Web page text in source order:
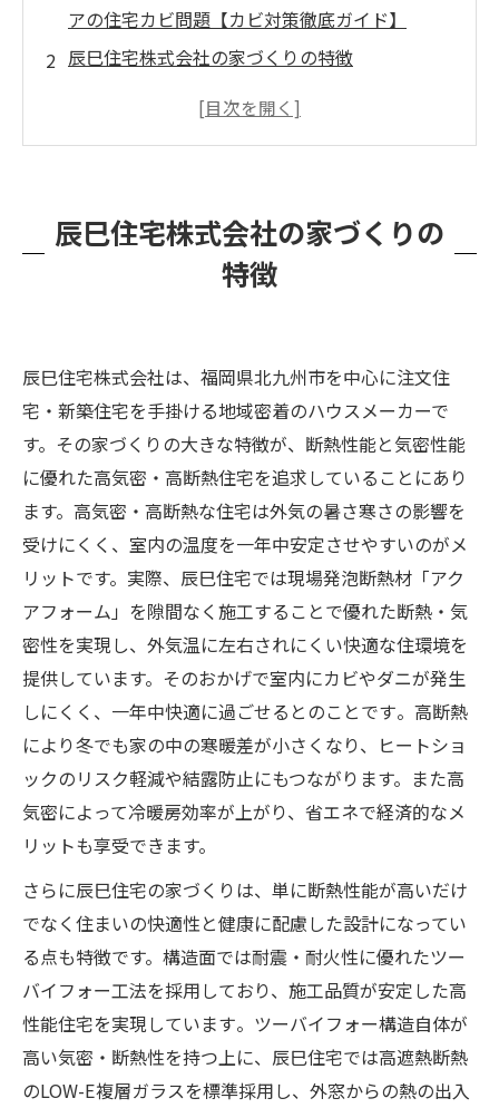
アの住宅カビ問題【カビ対策徹底ガイド】
辰巳住宅株式会社の家づくりの特徴
高気密・高断熱住宅とカビのリスク
キッチンシンク下のカビ対策
洗面所下のカビ対策
日常的にできるカビ対策のポイント
まとめ（健康的で快適な暮らしのために）
辰巳住宅株式会社の家づくりの
特徴
辰巳住宅株式会社は、福岡県北九州市を中心に注文住
宅・新築住宅を手掛ける地域密着のハウスメーカーで
す。その家づくりの大きな特徴が、断熱性能と気密性能
に優れた高気密・高断熱住宅を追求していることにあり
ます。高気密・高断熱な住宅は外気の暑さ寒さの影響を
受けにくく、室内の温度を一年中安定させやすいのがメ
リットです。​実際、辰巳住宅では現場発泡断熱材「アク
アフォーム」を隙間なく施工することで優れた断熱・気
密性を実現し、外気温に左右されにくい快適な住環境を
提供しています。そのおかげで室内にカビやダニが発生
しにくく、一年中快適に過ごせるとのことです​。高断熱
により冬でも家の中の寒暖差が小さくなり、ヒートショ
ックのリスク軽減や結露防止にもつながります。また高
気密によって冷暖房効率が上がり、省エネで経済的なメ
リットも享受できます。
さらに辰巳住宅の家づくりは、単に断熱性能が高いだけ
でなく住まいの快適性と健康に配慮した設計になってい
る点も特徴です。構造面では耐震・耐火性に優れたツー
バイフォー工法を採用しており、施工品質が安定した高
性能住宅を実現しています​。ツーバイフォー構造自体が
高い気密・断熱性を持つ上に、辰巳住宅では高遮熱断熱
のLOW-E複層ガラスを標準採用し、外窓からの熱の出入